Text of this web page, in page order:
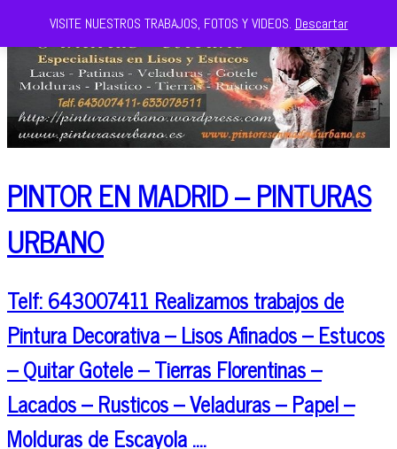
PINTOR EN MADRID – PINTURAS
URBANO
Telf: 643007411 Realizamos trabajos de
Pintura Decorativa – Lisos Afinados – Estucos
– Quitar Gotele – Tierras Florentinas –
Lacados – Rusticos – Veladuras – Papel –
Molduras de Escayola ….
VISITE NUESTROS TRABAJOS, FOTOS Y VIDEOS. Descartar